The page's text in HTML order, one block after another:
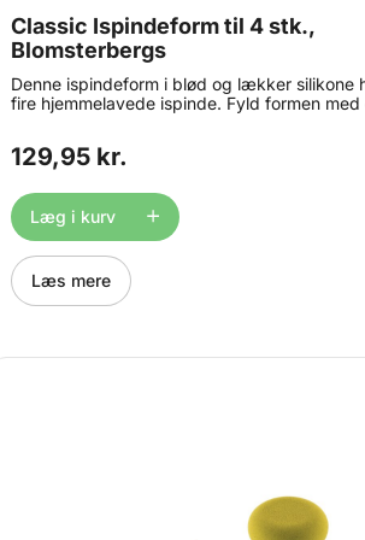
Classic Ispindeform til 4 stk.,
Blomsterbergs
Denne ispindeform i blød og lækker silikone
fire hjemmelavede ispinde. Fyld formen med
færdiggøre arbejdet for dig. Når sulten
silikoneform. Formen tåler fryser (max -20
nemt rengøres i opvaskemaskinen.
129,95 kr.
Læg i kurv
Læs mere